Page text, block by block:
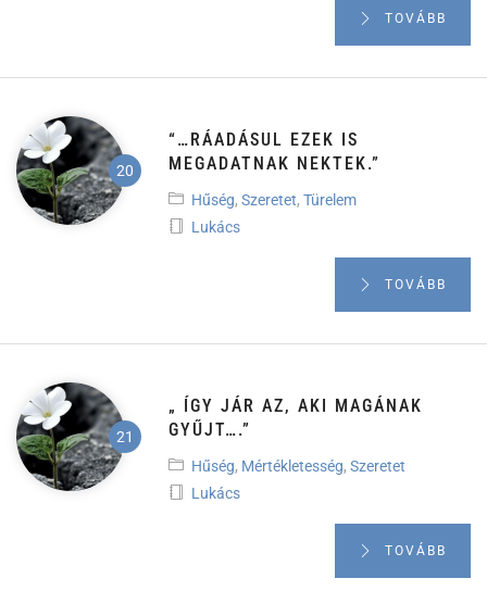
TOVÁBB
“…RÁADÁSUL EZEK IS
MEGADATNAK NEKTEK.”
Hűség, Szeretet, Türelem
Lukács
TOVÁBB
„ ÍGY JÁR AZ, AKI MAGÁNAK
GYŰJT….”
Hűség, Mértékletesség, Szeretet
Lukács
TOVÁBB